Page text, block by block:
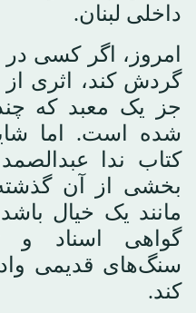
داخلی لبنان.
امروز، اگر کسی
گردش کند، اثری از
جز یک معبد که
شده است. اما
کتاب ندا
بخشی از آن
مانند یک خیال
گواهی اسناد و
سنگ‌های قدیمی
کند.